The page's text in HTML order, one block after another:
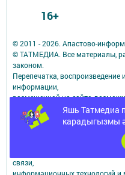
Яшь Татмедиа
карадыгызмы
© 2011 - 2026. Апастово-
© ТАТМЕДИА. Все материалы,
законом.
Перепечатка,
информации,
размещенной на сайте,
редакций СМИ.
При поддержке
коммуникациям.
Наименование СМИ:
СМИ зарегистрировано
связи,
16+